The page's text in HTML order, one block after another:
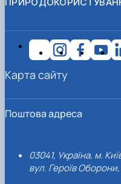
Поштова адреса
03041, Україна, м.
вул. Героїв Оборони,
Карта сайту